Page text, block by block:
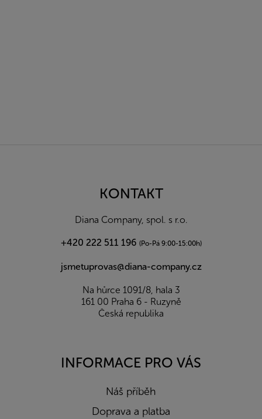
KONTAKT
Diana Company, spol. s r.o.
+420 222 511 196 (Po-Pá 9:00-15:00h)
jsmetuprovas@diana-company.cz
Na hůrce 1091/8, hala 3
161 00 Praha 6 - Ruzyně
Česká republika
INFORMACE PRO VÁS
Náš příběh
Doprava a platba